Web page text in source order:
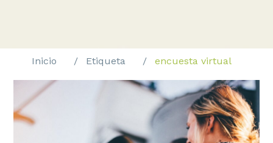
Inicio Etiqueta encuesta virtual